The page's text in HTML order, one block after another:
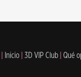
Inicio 3D VIP Club Qué